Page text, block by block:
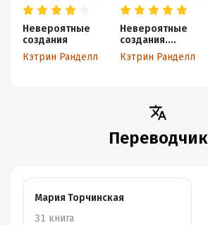
Невероятные
создания
Кэтрин Ранделл
Невероятные
создания.
Сфинкс, дракон
и девочка с
Кэтрин Ранделл
Переводчик
Мария Торчинская
31 книга